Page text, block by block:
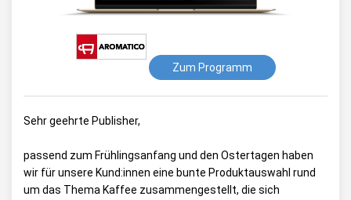
Zum Programm
Sehr geehrte Publisher,
passend zum Frühlingsanfang und den Ostertagen haben
wir für unsere Kund:innen eine bunte Produktauswahl rund
um das Thema Kaffee zusammengestellt, die sich